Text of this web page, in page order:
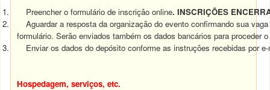
1. Preencher o formulário de inscrição online. INSCRIÇÕES
2. Aguardar a resposta da organização do evento confirmando sua vaga
formulário. Serão enviados também os dados bancários para proceder
3. Enviar os dados do depósito conforme as instruções recebidas por e-
Hospedagem, serviços, etc.